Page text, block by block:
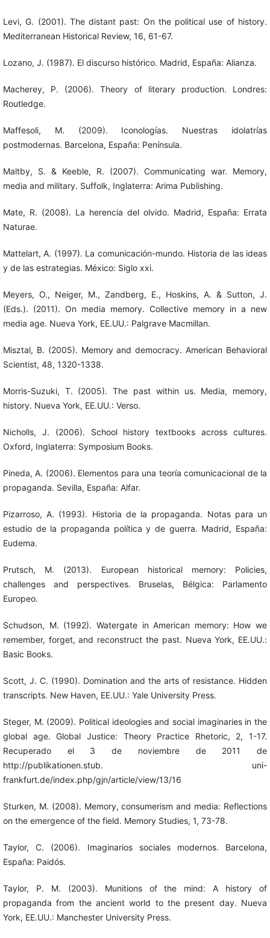
Levi, G. (2001). The distant past: On the political use of history.
Mediterranean Historical Review, 16, 61-67.
Lozano, J. (1987). El discurso histórico. Madrid, España: Alianza.
Macherey, P. (2006). Theory of literary production. Londres:
Routledge.
Maffesoli, M. (2009). Iconologías. Nuestras idolatrías
postmodernas. Barcelona, España: Península.
Maltby, S. & Keeble, R. (2007). Communicating war. Memory,
media and military. Suffolk, Inglaterra: Arima Publishing.
Mate, R. (2008). La herencia del olvido. Madrid, España: Errata
Naturae.
Mattelart, A. (1997). La comunicación-mundo. Historia de las ideas
y de las estrategias. México: Siglo xxi.
Meyers, O., Neiger, M., Zandberg, E., Hoskins, A. & Sutton, J.
(Eds.). (2011). On media memory. Collective memory in a new
media age. Nueva York, EE.UU.: Palgrave Macmillan.
Misztal, B. (2005). Memory and democracy. American Behavioral
Scientist, 48, 1320-1338.
Morris-Suzuki, T. (2005). The past within us. Media, memory,
history. Nueva York, EE.UU.: Verso.
Nicholls, J. (2006). School history textbooks across cultures.
Oxford, Inglaterra: Symposium Books.
Pineda, A. (2006). Elementos para una teoría comunicacional de la
propaganda. Sevilla, España: Alfar.
Pizarroso, A. (1993). Historia de la propaganda. Notas para un
estudio de la propaganda política y de guerra. Madrid, España:
Eudema.
Prutsch, M. (2013). European historical memory: Policies,
challenges and perspectives. Bruselas, Bélgica: Parlamento
Europeo.
Schudson, M. (1992). Watergate in American memory: How we
remember, forget, and reconstruct the past. Nueva York, EE.UU.:
Basic Books.
Scott, J. C. (1990). Domination and the arts of resistance. Hidden
transcripts. New Haven, EE.UU.: Yale University Press.
Steger, M. (2009). Political ideologies and social imaginaries in the
global age. Global Justice: Theory Practice Rhetoric, 2, 1-17.
Recuperado el 3 de noviembre de 2011 de
http://publikationen.stub. uni-
frankfurt.de/index.php/gjn/article/view/13/16
Sturken, M. (2008). Memory, consumerism and media: Reflections
on the emergence of the field. Memory Studies, 1, 73-78.
Taylor, C. (2006). Imaginarios sociales modernos. Barcelona,
España: Paidós.
Taylor, P. M. (2003). Munitions of the mind: A history of
propaganda from the ancient world to the present day. Nueva
York, EE.UU.: Manchester University Press.